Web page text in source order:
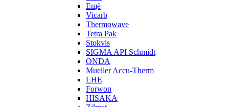
Ещё
Vicarb
Thermowave
Tetra Pak
Stokvis
SIGMA API Schmidt
ONDA
Mueller Accu-Therm
LHE
Forwon
HISAKA